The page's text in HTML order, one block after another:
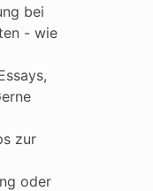
bei
- wie
zur
oder